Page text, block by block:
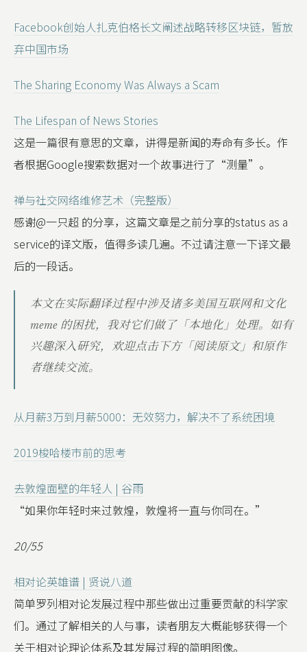
Facebook创始人扎克伯格长文阐述战略转移区块链，暂放
弃中国市场
The Sharing Economy Was Always a Scam
The Lifespan of News Stories
这是一篇很有意思的文章，讲得是新闻的寿命有多长。作
者根据Google搜索数据对一个故事进行了“测量”。
禅与社交网络维修艺术（完整版）
感谢@一只超 的分享，这篇文章是之前分享的status as a
service的译文版，值得多读几遍。不过请注意一下译文最
后的一段话。
本文在实际翻译过程中涉及诸多美国互联网和文化
meme 的困扰，我对它们做了「本地化」处理。如有
兴趣深入研究，欢迎点击下方「阅读原文」和原作
者继续交流。
从月薪3万到月薪5000：无效努力，解决不了系统困境
2019梭哈楼市前的思考
去敦煌面壁的年轻人 | 谷雨
“如果你年轻时来过敦煌，敦煌将一直与你同在。”
20/55
相对论英雄谱 | 贤说八道
简单罗列相对论发展过程中那些做出过重要贡献的科学家
们。通过了解相关的人与事，读者朋友大概能够获得一个
关于相对论理论体系及其发展过程的简明图像。